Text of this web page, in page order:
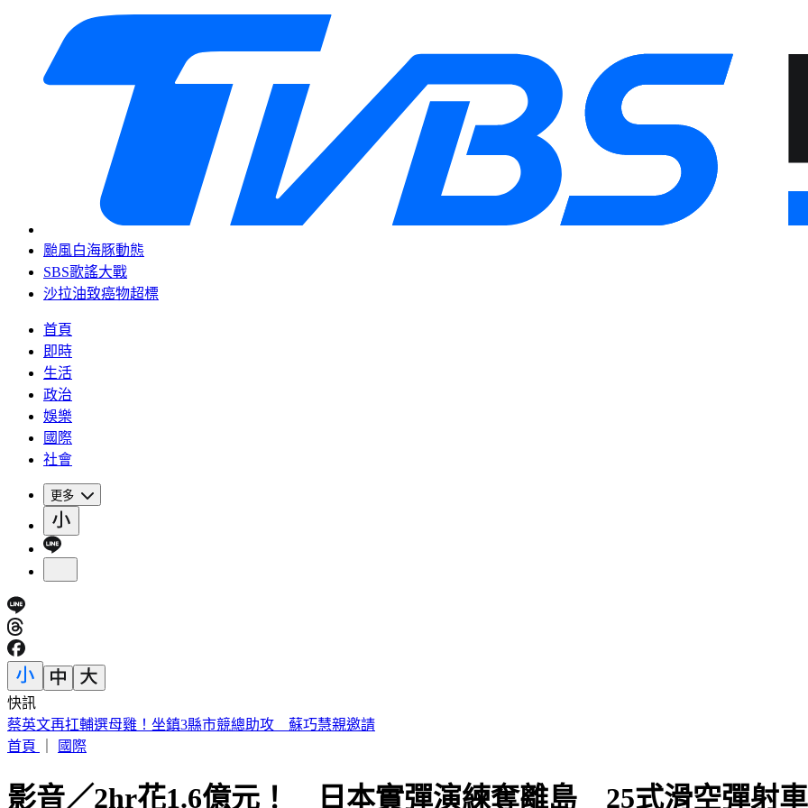
颱風白海豚動態
SBS歌謠大戰
沙拉油致癌物超標
首頁
即時
生活
政治
娛樂
國際
社會
更多
快訊
昔遭轟阻慈濟買疫苗！陳時中：「不實指控者」應道歉
首頁
國際
影音／2hr花1.6億元！ 日本實彈演練奪離島 25式滑空彈射